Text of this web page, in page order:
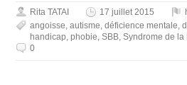
Rita TATAI 17 juillet 2015
angoisse,autisme,déficience mentale,
handicap,phobie,SBB,Syndrome de la
0